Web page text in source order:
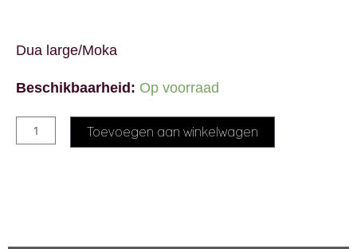
Dua large/Moka
Beschikbaarheid: Op voorraad
Toevoegen aan winkelwagen